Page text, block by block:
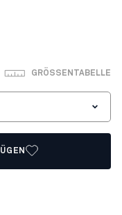
GRÖSSENTABELLE